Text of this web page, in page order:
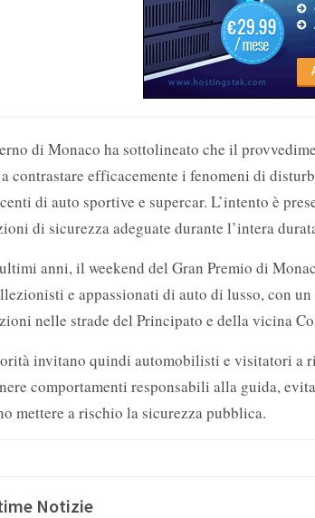
di Monaco ha sottolineato che il
contrastare efficacemente i fenomeni di
di auto sportive e supercar. L’intento è
di sicurezza adeguate durante l’intera
anni, il weekend del Gran Premio di
e appassionati di auto di lusso, con
nelle strade del Principato e della vicina
invitano quindi automobilisti e visitatori a
comportamenti responsabili alla guida,
mettere a rischio la sicurezza pubblica.
Notizie